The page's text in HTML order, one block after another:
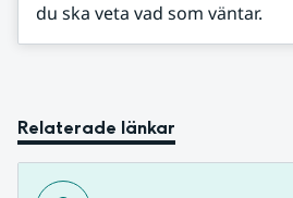
du ska veta vad som väntar.
Relaterade länkar